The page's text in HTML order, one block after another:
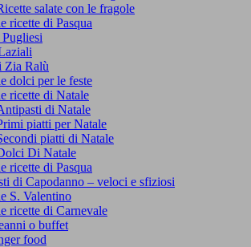
salate con le fragole
ricette di Pasqua
Zia Ralù
dolci per le feste
ricette di Natale
di Natale
piatti per Natale
piatti di Natale
Di Natale
ricette di Pasqua
di Capodanno – veloci e sfiziosi
S. Valentino
ricette di Carnevale
o buffet
food